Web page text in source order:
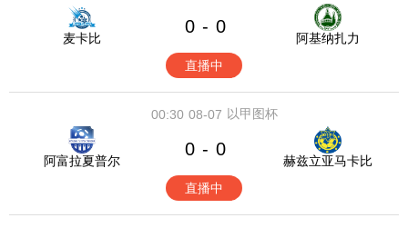
麦卡比
0 - 0
阿基纳扎力
直播中
08-07
00:30 以甲图杯
阿富拉夏普尔
0 - 0
赫兹立亚马卡比
直播中